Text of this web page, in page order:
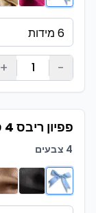
-
1
+
פפיון ריבס 4 ס
4 צבעים